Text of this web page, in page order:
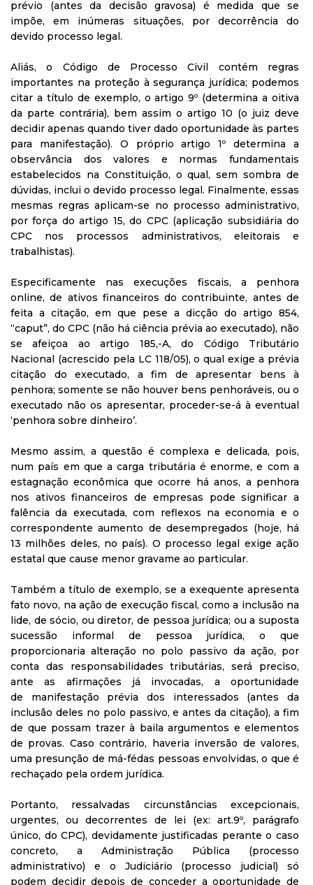
prévio (antes da decisão gravosa) é medida que se
impõe, em inúmeras situações, por decorrência do
devido processo legal.
Aliás, o Código de Processo Civil contém regras
importantes na proteção à segurança jurídica; podemos
citar a título de exemplo, o artigo 9º (determina a oitiva
da parte contrária), bem assim o artigo 10 (o juiz deve
decidir apenas quando tiver dado oportunidade às partes
para manifestação). O próprio artigo 1º determina a
observância dos valores e normas fundamentais
estabelecidos na Constituição, o qual, sem sombra de
dúvidas, inclui o devido processo legal. Finalmente, essas
mesmas regras aplicam-se no processo administrativo,
por força do artigo 15, do CPC (aplicação subsidiária do
CPC nos processos administrativos, eleitorais e
trabalhistas).
Especificamente nas execuções fiscais, a penhora
online, de ativos financeiros do contribuinte, antes de
feita a citação, em que pese a dicção do artigo 854,
“caput”, do CPC (não há ciência prévia ao executado), não
se afeiçoa ao artigo 185,-A, do Código Tributário
Nacional (acrescido pela LC 118/05), o qual exige a prévia
citação do executado, a fim de apresentar bens à
penhora; somente se não houver bens penhoráveis, ou o
executado não os apresentar, proceder-se-á à eventual
‘penhora sobre dinheiro’.
Mesmo assim, a questão é complexa e delicada, pois,
num país em que a carga tributária é enorme, e com a
estagnação econômica que ocorre há anos, a penhora
nos ativos financeiros de empresas pode significar a
falência da executada, com reflexos na economia e o
correspondente aumento de desempregados (hoje, há
13 milhões deles, no país). O processo legal exige ação
estatal que cause menor gravame ao particular.
Também a título de exemplo, se a exequente apresenta
fato novo, na ação de execução fiscal, como a inclusão na
lide, de sócio, ou diretor, de pessoa jurídica; ou a suposta
sucessão informal de pessoa jurídica, o que
proporcionaria alteração no polo passivo da ação, por
conta das responsabilidades tributárias, será preciso,
ante as afirmações já invocadas, a oportunidade
de manifestação prévia dos interessados (antes da
inclusão deles no polo passivo, e antes da citação), a fim
de que possam trazer à baila argumentos e elementos
de provas. Caso contrário, haveria inversão de valores,
uma presunção de má-fédas pessoas envolvidas, o que é
rechaçado pela ordem jurídica.
Portanto, ressalvadas circunstâncias excepcionais,
urgentes, ou decorrentes de lei (ex: art.9º, parágrafo
único, do CPC), devidamente justificadas perante o caso
concreto, a Administração Pública (processo
administrativo) e o Judiciário (processo judicial) só
podem decidir depois de conceder a oportunidade de